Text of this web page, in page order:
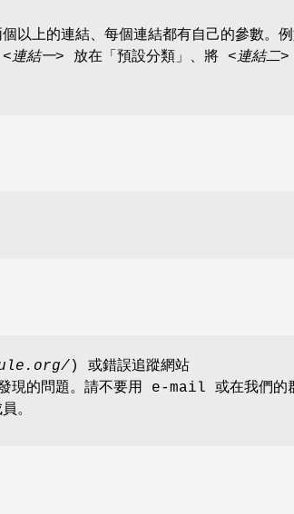
以上的連結、每個連結都有自己的參數。
<連結一> 放在「預設分類」、將 <連結二>
) 或錯誤追蹤網站
現的問題。請不要用 e-mail 或在我們的
。